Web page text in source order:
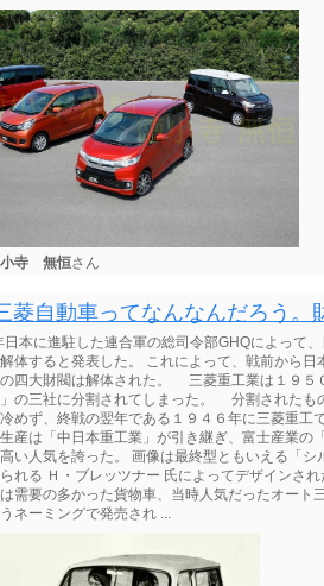
寺 無恒さん
菱自動車ってなんなんだろう。
本に進駐した連合軍の総司令部GHQによって
体すると発表した。 これによって、戦前から
の四大財閥は解体された。 三菱重工業は１９５
の三社に分割されてしまった。 分割されたも
めず、終戦の翌年である１９４６年に三菱重
産は「中日本重工業」が引き継ぎ、富士産業
い人気を誇った。 画像は最終型ともいえる「
れる Ｈ・ブレッツナー 氏によってデザイン
需要の多かった貨物車、当時人気だったオー
ネーミングで発売され ...